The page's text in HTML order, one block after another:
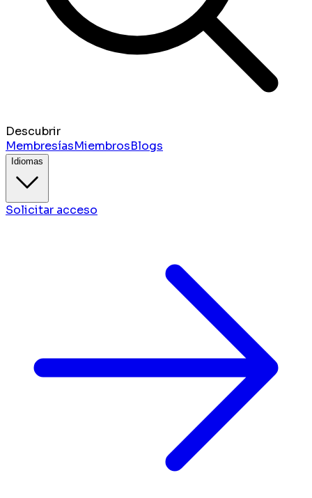
Descubrir
MembresíasMiembrosBlogs
Idiomas
Solicitar acceso